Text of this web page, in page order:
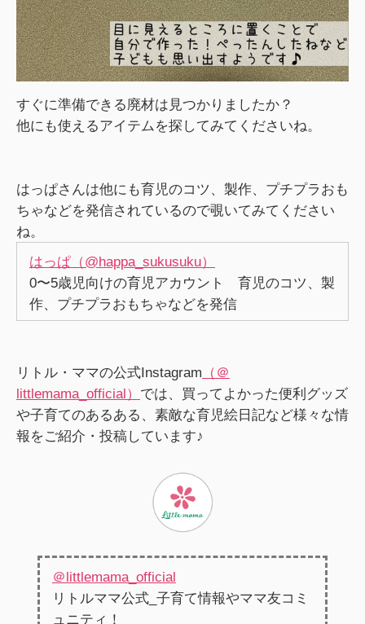
すぐに準備できる廃材は見つかりましたか？
他にも使えるアイテムを探してみてくださいね。
はっぱさんは他にも育児のコツ、製作、プチプラおも
ちゃなどを発信されているので覗いてみてください
ね。
はっぱ（@happa_sukusuku）
0〜5歳児向けの育児アカウント 育児のコツ、製
作、プチプラおもちゃなどを発信
リトル・ママの公式Instagram （＠
littlemama_official） では、買ってよかった便利グッズ
や子育てのあるある、素敵な育児絵日記など様々な情
報をご紹介・投稿しています♪
＠littlemama_official
リトルママ公式_子育て情報やママ友コミ
ュニティ！